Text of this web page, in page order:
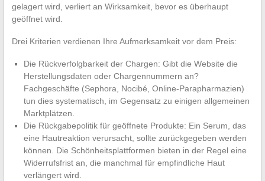
gelagert wird, verliert an Wirksamkeit, bevor es überhaupt
geöffnet wird.
Drei Kriterien verdienen Ihre Aufmerksamkeit vor dem Preis:
Die Rückverfolgbarkeit der Chargen: Gibt die Website die
Herstellungsdaten oder Chargennummern an?
Fachgeschäfte (Sephora, Nocibé, Online-Parapharmazien)
tun dies systematisch, im Gegensatz zu einigen allgemeinen
Marktplätzen.
Die Rückgabepolitik für geöffnete Produkte: Ein Serum, das
eine Hautreaktion verursacht, sollte zurückgegeben werden
können. Die Schönheitsplattformen bieten in der Regel eine
Widerrufsfrist an, die manchmal für empfindliche Haut
verlängert wird.